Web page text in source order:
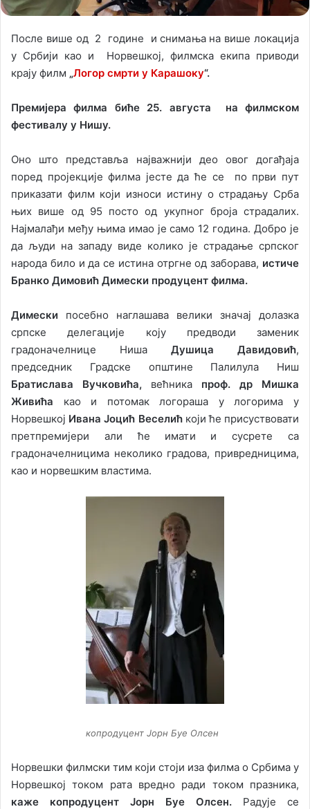
После више од 2 године и снимања на више локација
у Србији као и Норвешкој, филмска екипа приводи
крају филм „Логор смрти у Карашоку“.
Премијера филма биће 25. августа на филмском
фестивалу у Нишу.
Оно што представља најважнији део овог догађаја
поред пројекције филма јесте да ће се по први пут
приказати филм који износи истину о страдању Срба
њих више од 95 посто од укупног броја страдалих.
Најмалађи међу њима имао је само 12 година. Добро је
да људи на западу виде колико је страдање српског
народа било и да се истина отргне од заборава, истиче
Бранко Димовић Димески продуцент филма.
Димески посебно наглашава велики значај долазка
српске делегације коју предводи заменик
градоначелнице Ниша Душица Давидовић,
председник Градске општине Палилула Ниш
Братислава Вучковића, већника проф. др Мишка
Живића као и потомак логораша у логорима у
Норвешкој Ивана Јоцић Веселићкоји ће присуствовати
претпремијери али ће имати и сусрете са
градоначелницима неколико градова, привредницима,
као и норвешким властима.
копродуцент Јорн Буе Олсен
Норвешки филмски тим који стоји иза филма о Србима у
Норвешкој током рата вредно ради током празника,
каже копродуцент Јорн Буе Олсен. Радује се